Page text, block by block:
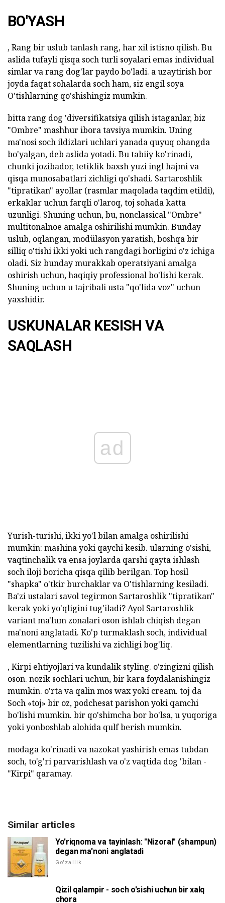
BO'YASH
, Rang bir uslub tanlash rang, har xil istisno qilish. Bu
aslida tufayli qisqa soch turli soyalari emas individual
simlar va rang dog'lar paydo bo'ladi. a uzaytirish bor
joyda faqat sohalarda soch ham, siz engil soya
O'tishlarning qo'shishingiz mumkin.
bitta rang dog 'diversifikatsiya qilish istaganlar, biz
"Ombre" mashhur ibora tavsiya mumkin. Uning
ma'nosi soch ildizlari uchlari yanada quyuq ohangda
bo'yalgan, deb aslida yotadi. Bu tabiiy ko'rinadi,
chunki jozibador, tetiklik baxsh yuzi ingl hajmi va
qisqa munosabatlari zichligi qo'shadi. Sartaroshlik
"tipratikan" ayollar (rasmlar maqolada taqdim etildi),
erkaklar uchun farqli o'laroq, toj sohada katta
uzunligi. Shuning uchun, bu, nonclassical "Ombre"
multitonalnoe amalga oshirilishi mumkin. Bunday
uslub, oqlangan, modülasyon yaratish, boshqa bir
silliq o'tishi ikki yoki uch rangdagi borligini o'z ichiga
oladi. Siz bunday murakkab operatsiyani amalga
oshirish uchun, haqiqiy professional bo'lishi kerak.
Shuning uchun u tajribali usta "qo'lida voz" uchun
yaxshidir.
USKUNALAR KESISH VA
SAQLASH
ad
Yurish-turishi, ikki yo'l bilan amalga oshirilishi
mumkin: mashina yoki qaychi kesib. ularning o'sishi,
vaqtinchalik va ensa joylarda qarshi qayta ishlash
soch iloji boricha qisqa qilib berilgan. Top hosil
"shapka" o'tkir burchaklar va O'tishlarning kesiladi.
Ba'zi ustalari savol tegirmon Sartaroshlik "tipratikan"
kerak yoki yo'qligini tug'iladi? Ayol Sartaroshlik
variant ma'lum zonalari oson ishlab chiqish degan
ma'noni anglatadi. Ko'p turmaklash soch, individual
elementlarning tuzilishi va zichligi bog'liq.
, Kirpi ehtiyojlari va kundalik styling. o'zingizni qilish
oson. nozik sochlari uchun, bir kara foydalanishingiz
mumkin. o'rta va qalin mos wax yoki cream. toj da
Soch «toj» bir oz, podchesat parishon yoki qamchi
bo'lishi mumkin. bir qo'shimcha bor bo'lsa, u yuqoriga
yoki yonboshlab alohida qulf berish mumkin.
modaga ko'rinadi va nazokat yashirish emas tubdan
soch, to'g'ri parvarishlash va o'z vaqtida dog 'bilan -
"Kirpi" qaramay.
Similar articles
Yo'riqnoma va tayinlash: "Nizoral" (shampun)
degan ma'noni anglatadi
Go'zallik
Qizil qalampir - soch o'sishi uchun bir xalq
chora